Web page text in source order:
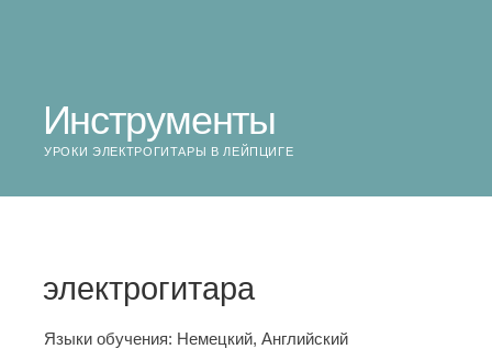
Инструменты
УРОКИ ЭЛЕКТРОГИТАРЫ В ЛЕЙПЦИГЕ
электрогитара
Языки обучения: Немецкий, Английский